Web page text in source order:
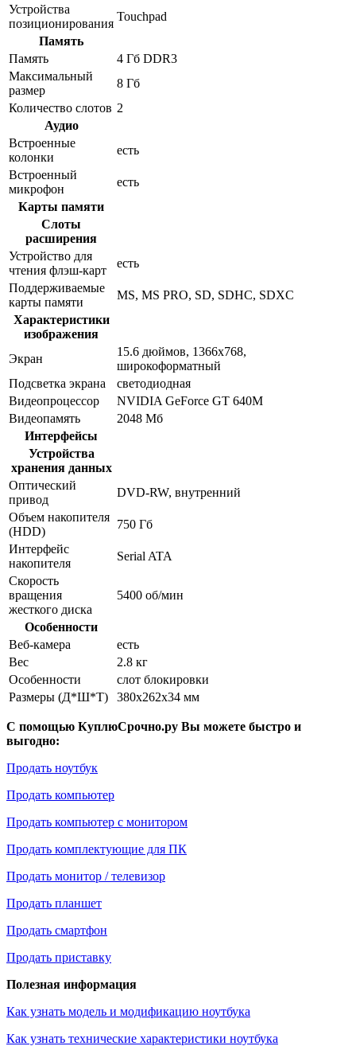
Устройства
позиционирования
Touchpad
Память
Память
4 Гб DDR3
Максимальный
размер
8 Гб
Количество слотов 2
Аудио
Встроенные
колонки
есть
Встроенный
микрофон
есть
Карты памяти
Слоты
расширения
Устройство для
чтения флэш-карт
есть
Поддерживаемые
карты памяти
MS, MS PRO, SD, SDHC, SDXC
Характеристики
изображения
Экран
15.6 дюймов, 1366x768,
широкоформатный
Подсветка экрана
светодиодная
Видеопроцессор
NVIDIA GeForce GT 640M
Видеопамять
2048 Мб
Интерфейсы
Устройства
хранения данных
Оптический
привод
DVD-RW, внутренний
Объем накопителя
(HDD)
750 Гб
Интерфейс
накопителя
Serial ATA
Скорость
вращения
жесткого диска
5400 об/мин
Особенности
Веб-камера
есть
Вес
2.8 кг
Особенности
слот блокировки
Размеры (Д*Ш*Т)
380x262x34 мм
С помощью КуплюСрочно.ру Вы можете быстро и
выгодно:
Продать ноутбук
Продать компьютер
Продать компьютер с монитором
Продать комплектующие для ПК
Продать монитор / телевизор
Продать планшет
Продать смартфон
Продать приставку
Полезная информация
Как узнать модель и модификацию ноутбука
Как узнать технические характеристики ноутбука